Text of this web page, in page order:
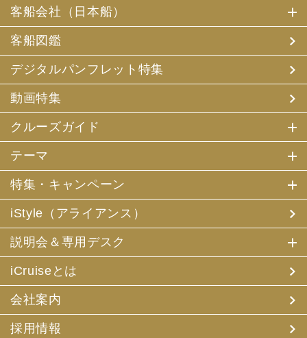
きます。
その他、当社は、
(1) 当社及び当社の提携する企業の商品やサービス、キャ
ンペーンのご案内
(2) 旅行参加後のご意見やご感想の提供のお願い
(3) アンケートのお願い
(4) 特典サービスの提供
(5) 統計資料の作成
にお客様の個人情報を利用させていただくことがありま
す。
個人情報について、本人確認、本人との連絡その他、採
す。
3. お客様個人情報の第三者への提供
(1) 当社は、お申込みいただいた旅行サービスの手配及び
それらのサービスの受領のための手続に必要な範囲内、ま
保険の手続き上必要な範囲内で、それら運送・宿泊機関、
保険会社等に対し、お客様の氏名、性別、年齢、住所、電
話番号またはメールアドレス、パスポート番号、クレジッ
トカード番号を電磁的方法等で送付することにより提供い
(2) 当社は、旅行先でのお客様のお買い物等の便宜のた
客船会社（日本船）
客船図鑑
デジタルパンフレット特集
動画特集
クルーズガイド
テーマ
特集・キャンペーン
iStyle（アライアンス）
説明会＆専用デスク
iCruiseとは
会社案内
採用情報